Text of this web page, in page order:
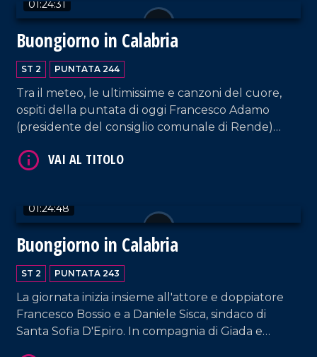
01:24:31
Buongiorno in Calabria
ST 2 PUNTATA 244
Tra il meteo, le ultimissime e canzoni del cuore,
ospiti della puntata di oggi Francesco Adamo
(presidente del consiglio comunale di Rende)
Hosteria di Giò.
01:24:48
Buongiorno in Calabria
ST 2 PUNTATA 243
La giornata inizia insieme all'attore e doppiatore
Francesco Bossio e a Daniele Sisca, sindaco di
Santa Sofia D'Epiro. In compagnia di Giada e
VAI AL TITOLO
VAI AL TITOLO